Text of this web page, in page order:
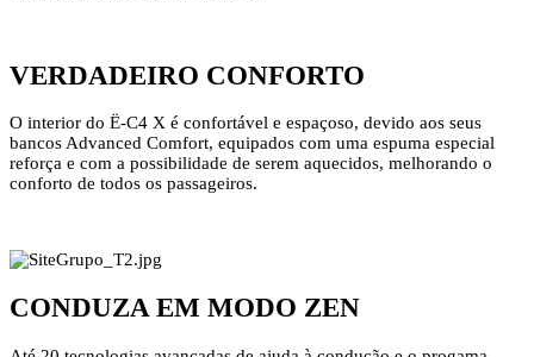
VERDADEIRO CONFORTO
O interior do Ë-C4 X é confortável e espaçoso, devido aos seus
bancos Advanced Comfort, equipados com uma espuma especial
reforça e com a possibilidade de serem aquecidos, melhorando o
conforto de todos os passageiros.
CONDUZA EM MODO ZEN